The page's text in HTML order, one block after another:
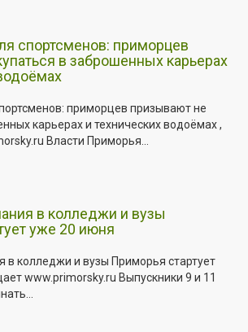
спортсменов: приморцев
в заброшенных карьерах
приморцев призывают не
карьерах и технических водоёмах ,
Власти Приморья...
в колледжи и вузы
уже 20 июня
в колледжи и вузы Приморья стартует
www.primorsky.ru Выпускники 9 и 11